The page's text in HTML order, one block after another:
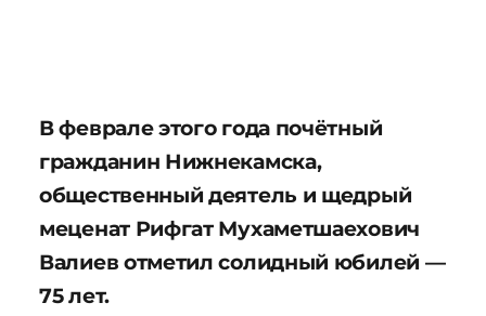
В феврале этого года почётный
гражданин Нижнекамска,
общественный деятель и щедрый
меценат Рифгат Мухаметшаехович
Валиев отметил солидный юбилей —
75 лет.